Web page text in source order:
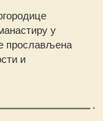
у
прослављена
и